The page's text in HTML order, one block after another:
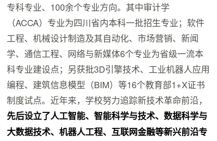
专科专业、100余个专业方向。其中审计学
（ACCA）专业为四川省内本科一批招生专业；软件
工程、机械设计制造及其自动化、市场营销、新闻
学、通信工程、网络与新媒体6个专业为省级一流本
科专业建设点；另获批3D引擎技术、工业机器人应用
编程、建筑信息模型（BIM）等16个教育部1+X证书
制度试点。近年来，学校努力追踪新技术革命前沿，
先后设立了人工智能、智能科学与技术、数据科学与
大数据技术、机器人工程、互联网金融等新兴前沿专